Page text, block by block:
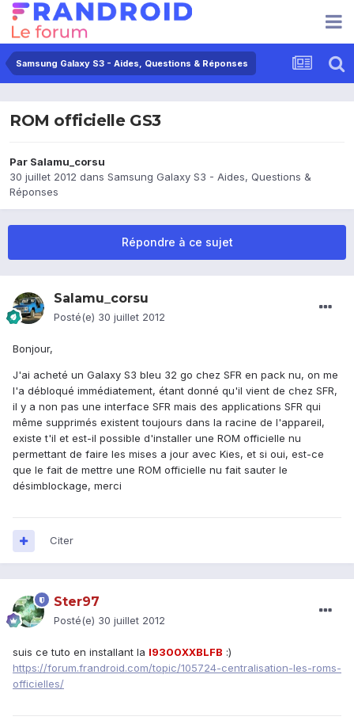
Samsung Galaxy S3 - Aides, Questions & Réponses
ROM officielle GS3
Par Salamu_corsu
30 juillet 2012 dans Samsung Galaxy S3 - Aides, Questions &
Réponses
Répondre à ce sujet
Salamu_corsu
Posté(e) 30 juillet 2012
Bonjour,
J'ai acheté un Galaxy S3 bleu 32 go chez SFR en pack nu, on me
l'a débloqué immédiatement, étant donné qu'il vient de chez SFR,
il y a non pas une interface SFR mais des applications SFR qui
même supprimés existent toujours dans la racine de l'appareil,
existe t'il et est-il possible d'installer une ROM officielle nu
permettant de faire les mises a jour avec Kies, et si oui, est-ce
que le fait de mettre une ROM officielle nu fait sauter le
désimblockage, merci
Citer
Ster97
Posté(e) 30 juillet 2012
suis ce tuto en installant la I9300XXBLFB :)
https://forum.frandroid.com/topic/105724-centralisation-les-roms-
officielles/